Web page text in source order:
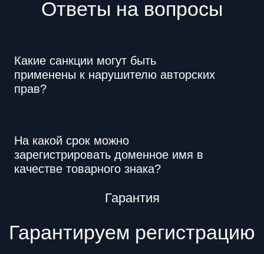
Ответы на вопросы
Какие санкции могут быть
применены к нарушителю авторских
прав?
На какой срок можно
зарегистрировать доменное имя в
качестве товарного знака?
Гарантия
Гарантируем регистрацию